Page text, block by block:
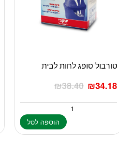
טורבול סופג לחות לבית
₪38.40 ₪34.18
הוספה לסל